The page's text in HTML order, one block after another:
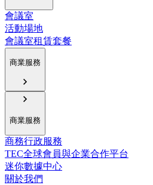
會議室
活動場地
會議室租賃套餐
商業服務
商業服務
商務行政服務
TEC全球會員與企業合作平台
迷你數據中心
關於我們